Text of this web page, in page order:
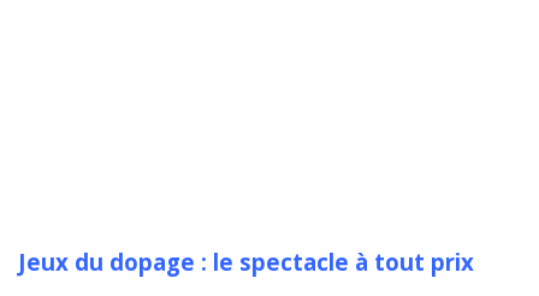
Jeux du dopage : le spectacle à tout prix